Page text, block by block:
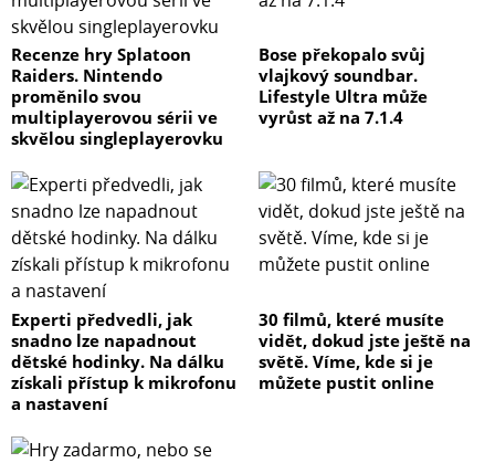
Combo 1x Výstupy: 1 & 2 XLR-3-32 Thru nebo DSP Out
Bluetooth: Ver.5.0, A2DP (SBC, AAC), Class 1 Aplikace: D-
Remote (iOS/Android) AD/DA převodníky: 32bitové/96
kHz Procesory: HPF: OFF, 50 Hz - 118 Hz, 12 dB - 48
dB/Oct.; D-XSUB: NORMAL, XTENDED LF Chlazení: větrák,
5 rychlostí Požadavky napájení: 100 – 240 V, 50 Hz/60 Hz
Příkon: 130 W Příkon bez zatížení: 40 W Rukojeti: 2x boční
Hnízdo: 35 mm (hloubka 80 mm) & M20 (hloubka závitu
25 mm) Materiál: překližka, povrch polyuretan, černá
Doporučené příslušenství: povlak SPCVR-DSX183,
kolečka SPW-1 Rozměry: 721 x 683 x 563 mm Hmotnost:
51,0 kg Připravil PJ
Recenze hry Splatoon
Raiders. Nintendo
proměnilo svou
multiplayerovou sérii ve
skvělou singleplayerovku
Bose překopalo svůj
vlajkový soundbar.
Lifestyle Ultra může
vyrůst až na 7.1.4
Experti předvedli, jak
snadno lze napadnout
dětské hodinky. Na dálku
získali přístup k mikrofonu
a nastavení
30 filmů, které musíte
vidět, dokud jste ještě na
světě. Víme, kde si je
můžete pustit online